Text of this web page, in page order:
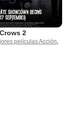
Crows 2
películas Acción,